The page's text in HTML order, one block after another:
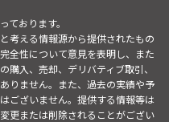
ております。
考える情報源から提供されたもの
全性について意見を表明し、また
購入、売却、デリバティブ取引、
りません。また、過去の実績や予
ございません。提供する情報等は
更または削除されることがござい